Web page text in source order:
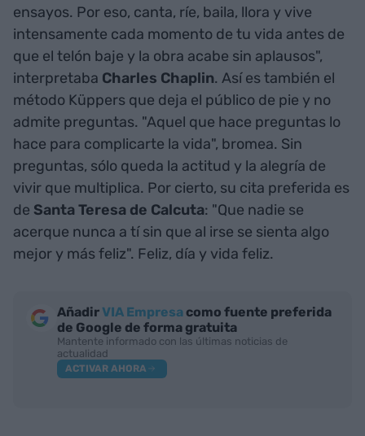
ensayos. Por eso, canta, ríe, baila, llora y vive
intensamente cada momento de tu vida antes de
que el telón baje y la obra acabe sin aplausos",
interpretaba Charles Chaplin. Así es también el
método Küppers que deja el público de pie y no
admite preguntas. "Aquel que hace preguntas lo
hace para complicarte la vida", bromea. Sin
preguntas, sólo queda la actitud y la alegría de
vivir que multiplica. Por cierto, su cita preferida es
de SantaTeresa de Calcuta: "Que nadie se
acerque nunca a tí sin que al irse se sienta algo
mejor y más feliz". Feliz, día y vida feliz.
AñadirVIA Empresa como fuente preferida
de Google de forma gratuita
Mantente informado con las últimas noticias de
actualidad
ACTIVAR AHORA